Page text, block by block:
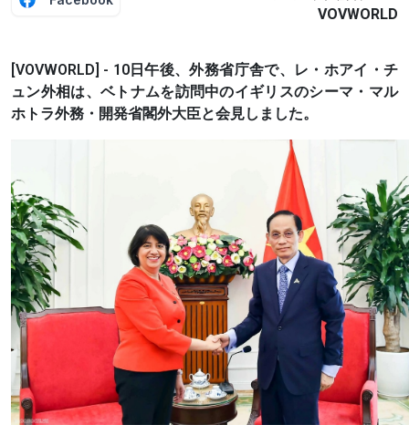
VOVWORLD
[VOVWORLD] - 10日午後、外務省庁舎で、レ・ホアイ・チ
ュン外相は、ベトナムを訪問中のイギリスのシーマ・マル
ホトラ外務・開発省閣外大臣と会見しました。